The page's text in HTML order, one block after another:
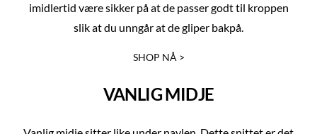
imidlertid være sikker på at de passer godt til kroppen
slik at du unngår at de gliper bakpå.
SHOP NÅ >
VANLIG MIDJE